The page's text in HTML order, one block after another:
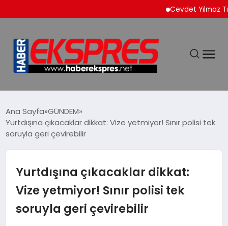
Cevdet Yılmaz
EKONOMİ
SİYASET
SPOR
Ana Sayfa GÜNDEM
Yurtdışına çıkacaklar dikkat: Vize yetmiyor! Sınır polisi tek
soruyla geri çevirebilir
Yurtdışına çıkacaklar dikkat:
Vize yetmiyor! Sınır polisi tek
soruyla geri çevirebilir